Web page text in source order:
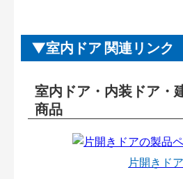
室内ドア 関連リンク
室内ドア・内装ドア・
商品
片開きドア